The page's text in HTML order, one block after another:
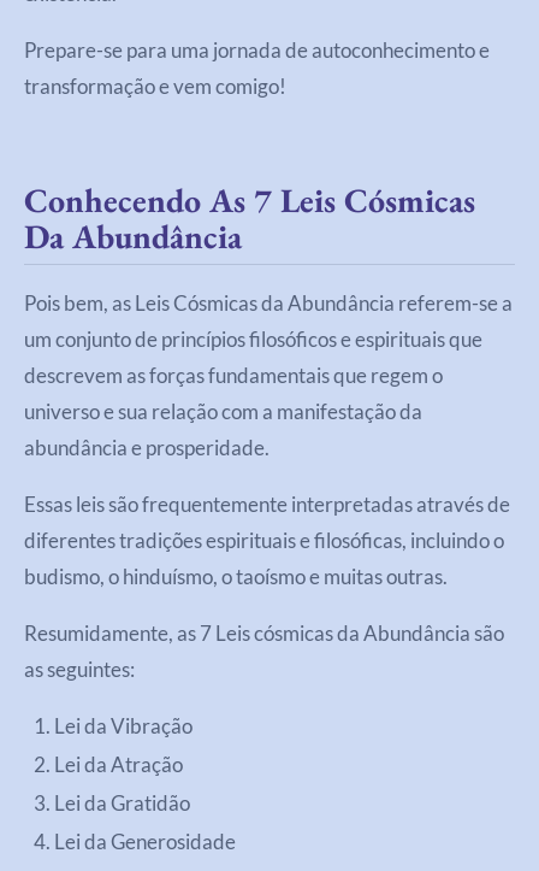
Prepare-se para uma jornada de autoconhecimento e
transformação e vem comigo!
Conhecendo As 7 Leis Cósmicas
Da Abundância
Pois bem, as Leis Cósmicas da Abundância referem-se a
um conjunto de princípios filosóficos e espirituais que
descrevem as forças fundamentais que regem o
universo e sua relação com a manifestação da
abundância e prosperidade.
Essas leis são frequentemente interpretadas através de
diferentes tradições espirituais e filosóficas, incluindo o
budismo, o hinduísmo, o taoísmo e muitas outras.
Resumidamente, as 7 Leis cósmicas da Abundância são
as seguintes:
Lei da Vibração
Lei da Atração
Lei da Gratidão
Lei da Generosidade